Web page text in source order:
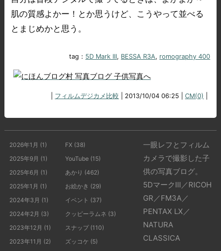
肌の質感よかー！とか思うけど、こうやって並べる
とまじめかと思う。
tag： 5D Mark III, BESSA R3A, romography 400
フィルムデジカメ比較 | 2013/10/04 06:25 |CM(0)
2026年1月 (1)
2025年9月 (1)
2025年6月 (1)
2025年1月 (1)
2024年3月 (1)
2024年2月 (3)
2023年12月 (1)
2023年11月 (2)
FX (38)
YouTube(15)
あかり (462)
お絵かき (29)
イベント (37)
クッピーラムネ (3)
スナップ(110)
ズッコケ (5)
一眼レフとフィルム
カメラで撮影した子
供の写真ブログ。
5DマークⅢ／RICOH
GR／FM3A／
PENTAX LX／
NATURA
CLASSICA